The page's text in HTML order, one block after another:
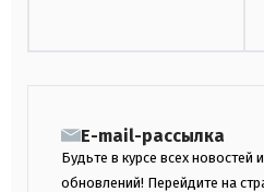
E-mail-рассылка
Будьте в курсе всех новостей и
обновлений! Перейдите на